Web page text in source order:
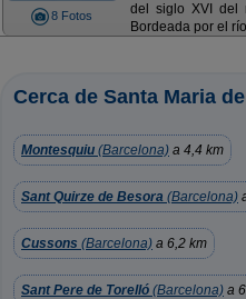
8 Fotos
del siglo XVI del
Bordeada por el
Cerca de Santa Maria
Montesquiu (Barcelona) a 4,4 km
Sant Quirze de Besora (Barcelona)
Cussons (Barcelona) a 6,2 km
Sant Pere de Torelló (Barcelona) a